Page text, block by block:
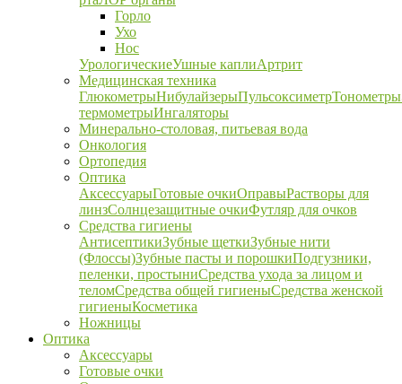
Горло
Ухо
Нос
УрологическиеУшные каплиАртрит
Медицинская техника
ГлюкометрыНибулайзерыПульсоксиметрТонометры
термометрыИнгаляторы
Минерально-столовая, питьевая вода
Онкология
Ортопедия
Оптика
АксессуарыГотовые очкиОправыРастворы для
линзСолнцезащитные очкиФутляр для очков
Средства гигиены
АнтисептикиЗубные щеткиЗубные нити
(Флоссы)Зубные пасты и порошкиПодгузники,
пеленки, простыниСредства ухода за лицом и
теломСредства общей гигиеныСредства женской
гигиеныКосметика
Ножницы
Оптика
Аксессуары
Готовые очки